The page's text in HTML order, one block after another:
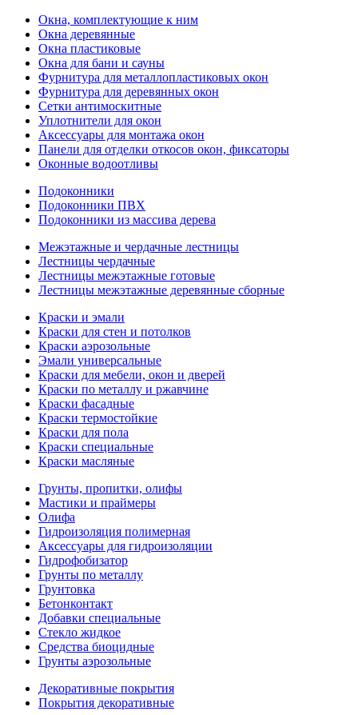
Окна, комплектующие к ним
Окна деревянные
Окна пластиковые
Окна для бани и сауны
Фурнитура для металлопластиковых окон
Фурнитура для деревянных окон
Сетки антимоскитные
Уплотнители для окон
Аксессуары для монтажа окон
Панели для отделки откосов окон, фиксаторы
Оконные водоотливы
Подоконники
Подоконники ПВХ
Подоконники из массива дерева
Межэтажные и чердачные лестницы
Лестницы чердачные
Лестницы межэтажные готовые
Лестницы межэтажные деревянные сборные
Краски и эмали
Краски для стен и потолков
Краски аэрозольные
Эмали универсальные
Краски для мебели, окон и дверей
Краски по металлу и ржавчине
Краски фасадные
Краски термостойкие
Краски для пола
Краски специальные
Краски масляные
Грунты, пропитки, олифы
Мастики и праймеры
Олифа
Гидроизоляция полимерная
Аксессуары для гидроизоляции
Гидрофобизатор
Грунты по металлу
Грунтовка
Бетонконтакт
Добавки специальные
Стекло жидкое
Средства биоцидные
Грунты аэрозольные
Декоративные покрытия
Покрытия декоративные